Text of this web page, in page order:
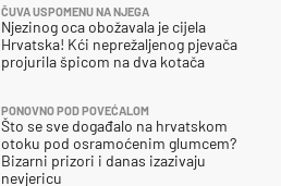
ČUVA USPOMENU NA NJEGA
Njezinog oca obožavala je cijela
Hrvatska! Kći neprežaljenog pjevača
projurila špicom na dva kotača
PONOVNO POD POVEĆALOM
Što se sve događalo na hrvatskom
otoku pod osramoćenim glumcem?
Bizarni prizori i danas izazivaju
nevjericu